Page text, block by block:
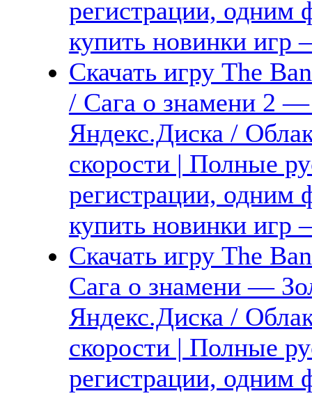
регистрации, одним
купить новинки
Скачать игру The
/ Сага о знамени 2 —
Яндекс.Диска /
скорости | Полные
регистрации, одним
купить новинки
Скачать игру The
Сага о знамени —
Яндекс.Диска /
скорости | Полные
регистрации, одним